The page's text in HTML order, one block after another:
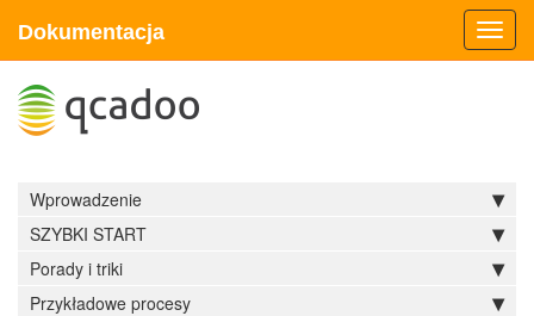
Dokumentacja
Wprowadzenie
SZYBKI START
Porady i triki
Przykładowe procesy